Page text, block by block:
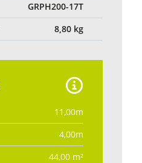
GRPH200-17T
8,80 kg
11,00m
4,00m
44,00 m²